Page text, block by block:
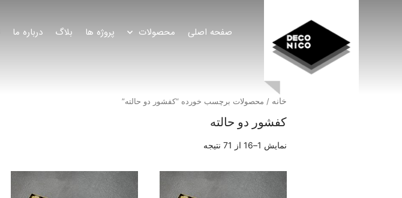
صفحه اصلی محصولات پروژه ها بلاگ درباره ما
خانه / محصولات برچسب خورده “کفشور دو حالته”
کفشور دو حالته
نمایش 1–16 از 71 نتیجه